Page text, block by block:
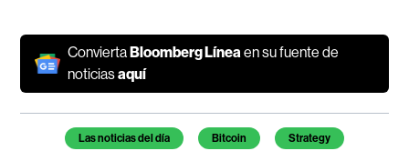
ConviertaBloomberg Líneaen su fuente de
noticiasaquí
Temas de este artículo
Las noticias del día Bitcoin Strategy